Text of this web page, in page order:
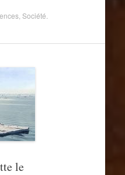
, Société
le